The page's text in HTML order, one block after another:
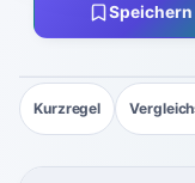
Speichern
Kurzregel